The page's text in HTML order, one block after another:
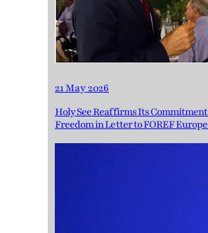
21 May 2026
Holy See Reaffirms Its
Freedom in Letter to FOREF